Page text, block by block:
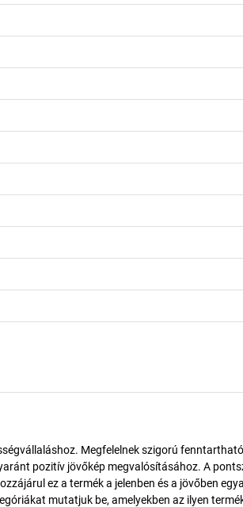
Megfelelnek szigorú
pozitív jövőkép megvalósításához. A
ez a termék a jelenben és a jövőben
mutatjuk be, amelyekben az ilyen